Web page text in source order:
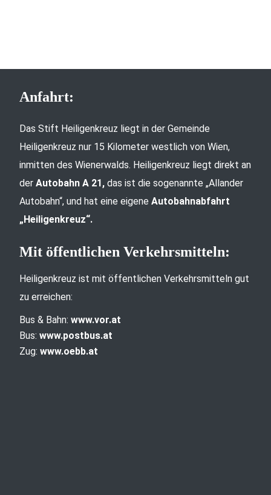
Anfahrt:
Das Stift Heiligenkreuz liegt in der Gemeinde
Heiligenkreuz nur 15 Kilometer westlich von Wien,
inmitten des Wienerwalds. Heiligenkreuz liegt direkt an
der Autobahn A 21, das ist die sogenannte „Allander
Autobahn“, und hat eine eigene Autobahnabfahrt
„Heiligenkreuz“.
Mit öffentlichen Verkehrsmitteln:
Heiligenkreuz ist mit öffentlichen Verkehrsmitteln gut
zu erreichen:
Bus & Bahn: www.vor.at
Bus: www.postbus.at
Zug: www.oebb.at